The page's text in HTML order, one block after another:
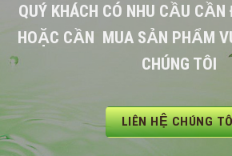
QUÝ KHÁCH CÓ NHU CẦU
HOẶC CẦN MUA SẢN PHẨM
CHÚNG TÔI
LIÊN HỆ CHÚNG